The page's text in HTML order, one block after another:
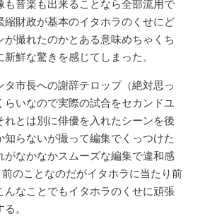
も音楽も出来ることなら全部流用で
縮財政が基本のイタホラのくせにど
が撮れたのかとある意味めちゃくち
鮮な驚きを感じてしまった。
タ市長への謝辞テロップ（絶対思っ
らいなので実際の試合をセカンドユ
れとは別に俳優を入れたシーンを後
らないが撮って編集でくっつけた
がなかなかスムーズな編集で違和感
のことなのだがイタホラに当たり前
んなことでもイタホラのくせに頑張
。